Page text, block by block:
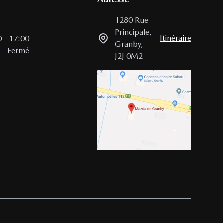
- 17:00
Fermé
1280 Rue
Principale,
Granby,
J2J 0M2
Itinéraire